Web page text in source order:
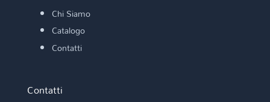
Chi Siamo
Catalogo
Contatti
Contatti